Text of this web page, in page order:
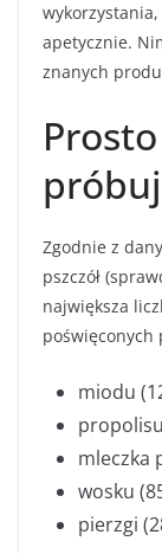
apetycznie.
znanych
Zgodnie z
pszczół
największa
poświęconych
miodu
mleczka
wosku
pierzgi